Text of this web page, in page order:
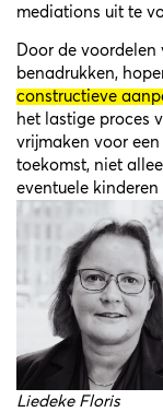
mediations uit te
Door de
benadrukken,
constructieve
het lastige proces
vrijmaken voor
toekomst, niet
eventuele
Liedeke Floris